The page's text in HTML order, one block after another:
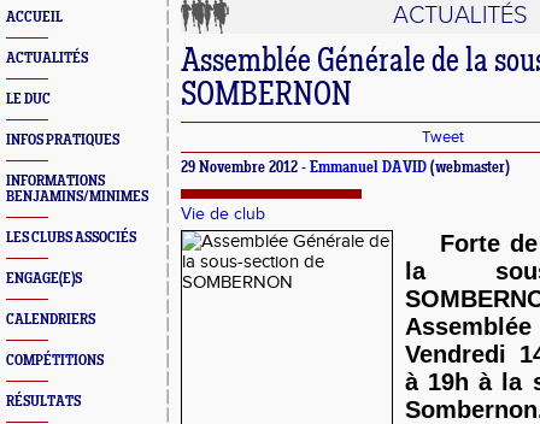
ACCUEIL
ACTUALITÉS
LE DUC
INFOS PRATIQUES
INFORMATIONS
BENJAMINS/MINIMES
LES CLUBS ASSOCIÉS
ENGAGE(E)S
CALENDRIERS
COMPÉTITIONS
RÉSULTATS
ACTUALITÉS
Assemblée Générale de la
SOMBERNON
Tweet
29 Novembre 2012 - Emmanuel DAVID (webmaster)
Vie de club
Forte
la
A
Vendredi
à 19h à la